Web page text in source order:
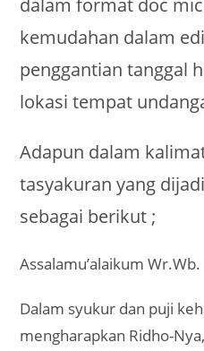
dalam format doc
kemudahan dalam
penggantian tanggal
lokasi tempat
Adapun dalam
tasyakuran yang
sebagai berikut ;
Assalamu’alaikum Wr.Wb.
Dalam syukur dan puji
mengharapkan Ridho-